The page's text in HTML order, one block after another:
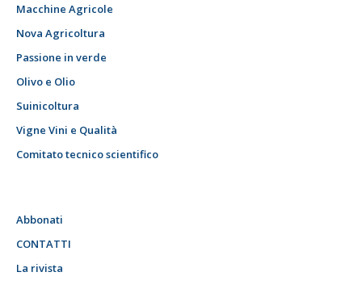
Macchine Agricole
Nova Agricoltura
Passione in verde
Olivo e Olio
Suinicoltura
Vigne Vini e Qualità
Comitato tecnico scientifico
Abbonati
CONTATTI
La rivista